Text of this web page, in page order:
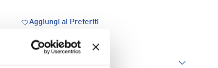
Aggiungi ai Preferiti